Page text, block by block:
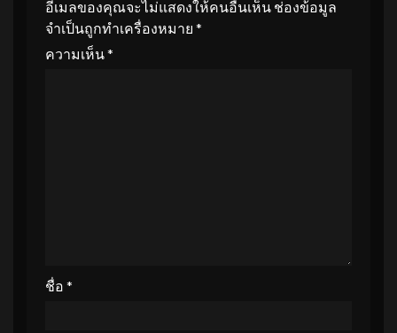
อีเมลของคุณจะไม่แสดงให้คนอื่นเห็น ช่องข้อมูล
จำเป็นถูกทำเครื่องหมาย *
ความเห็น*
ชื่อ *